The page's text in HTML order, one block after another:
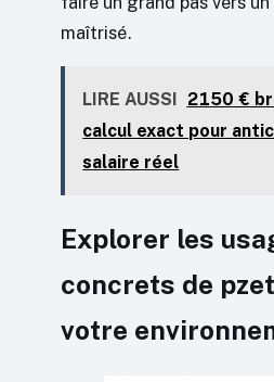
maîtrisé.
LIRE AUSSI 2150 €
calcul exact pour
salaire réel
Explorer les
concrets de
votre